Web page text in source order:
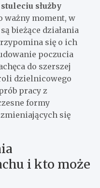
stuleciu służby
ważny moment, w
bieżące działania
się o ich
poczucia
do szerszej
dzielnicowego
pracy z
formy
się
i kto może